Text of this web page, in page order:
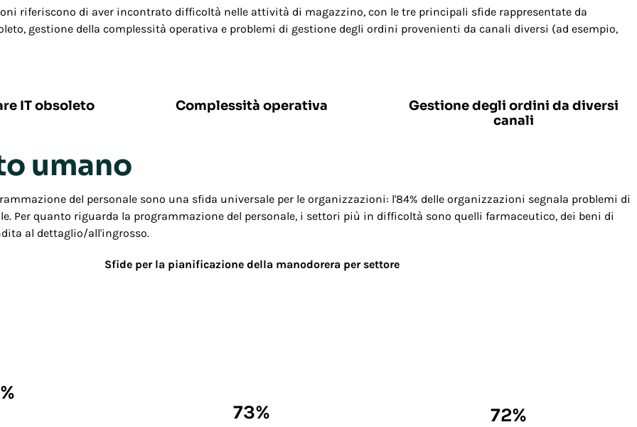
riferiscono di aver incontrato difficoltà nelle attività di magazzino, con le tre principali sfide rappresentate da
gestione della complessità operativa e problemi di gestione degli ordini provenienti da canali diversi (ad esempio,
IT obsoleto Complessità operativa
Gestione degli ordini da diversi
canali
umano
del personale sono una sfida universale per le organizzazioni: l'84% delle organizzazioni segnala problemi di
Per quanto riguarda la programmazione del personale, i settori più in difficoltà sono quelli farmaceutico, dei beni di
al dettaglio/all'ingrosso.
Sfide per la pianificazione della manodorera per settore
73% 72%